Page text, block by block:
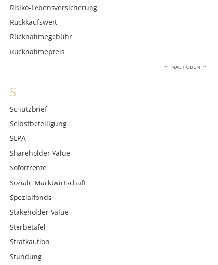
Risiko-Lebensversicherung
Rückkaufswert
Rücknahmegebühr
Rücknahmepreis
NACH OBEN
S
Schutzbrief
Selbstbeteiligung
SEPA
Shareholder Value
Sofortrente
Soziale Marktwirtschaft
Spezialfonds
Stakeholder Value
Sterbetafel
Strafkaution
Stundung